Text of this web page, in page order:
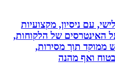
עם ניסיון, מקצועיות
של הלקוחות,
תוך מסירות,
מהנה